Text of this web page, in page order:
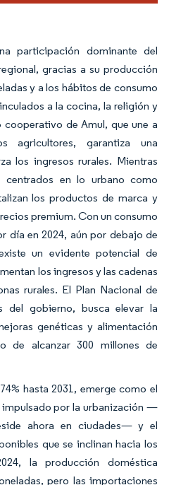
participación dominante del
gracias a su producción
y a los hábitos de consumo
a la cocina, la religión y
de Amul, que une a
agricultores, garantiza una
los ingresos rurales. Mientras
en lo urbano como
los productos de marca y
premium. Con un consumo
día en 2024, aún por debajo de
un evidente potencial de
los ingresos y las cadenas
rurales. El Plan Nacional de
del gobierno, busca elevar la
genéticas y alimentación
de alcanzar 300 millones de
hasta 2031, emerge como el
por la urbanización —
ahora en ciudades— y el
que se inclinan hacia los
la producción doméstica
pero las importaciones